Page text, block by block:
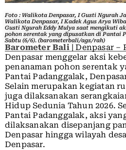
Foto : Walikota Denpasar, I Gusti Ngurah
Walikota Denpasar, I Kadek Agus Arya
Gusti Ngurah Eddy Mulya saat mengikuti
pohon serentak yang dipusatkan di Pantai
Sabtu (6/6). (barometerbali/ags/rah)
Barometer Bali
| Denpasar
Denpasar menggelar aksi
penanaman pohon serentak
Pantai Padanggalak,
Selain merupakan kegiatan
juga dilaksanakan
Hidup Sedunia Tahun 2026.
Pantai Padanggalak, aksi
dilaksanakan disepanjang
Denpasar hingga wilayah
Denpasar.